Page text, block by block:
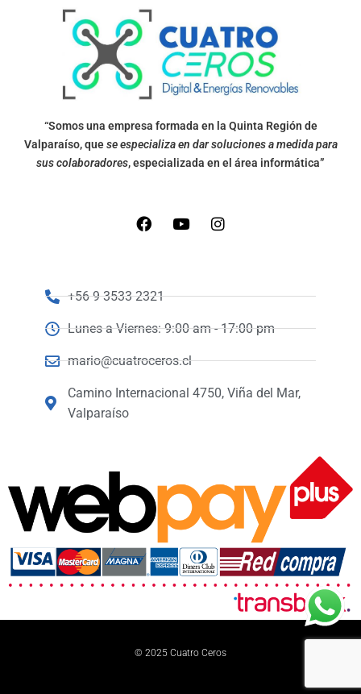
“Somos una empresa formada en la Quinta Región de
Valparaíso, quese especializa en dar soluciones a medida para
sus colaboradores, especializada en el área informática”
+56 9 3533 2321
Lunes a Viernes: 9:00 am - 17:00 pm
mario@cuatroceros.cl
Camino Internacional 4750, Viña del Mar,
Valparaíso
© 2025 Cuatro Ceros